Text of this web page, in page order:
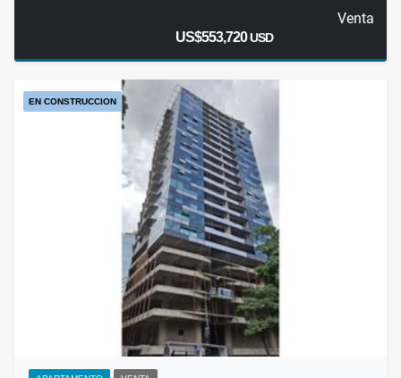
Venta
US$553,720USD
EN CONSTRUCCION